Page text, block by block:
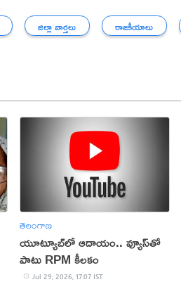
జిల్లా వార్తలు రాజకీయాలు
తెలంగాణ
యూట్యూబ్‌లో ఆదాయం.. వ్యూస్‌తో
పాటు RPM కీలకం
Jul 29, 2026, 17:07 IST